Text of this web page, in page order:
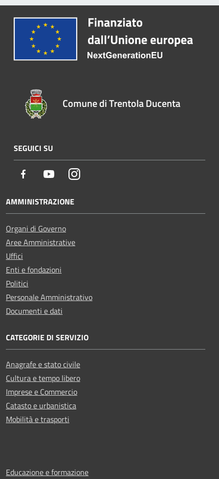
Comune di Trentola Ducenta
SEGUICI SU
Facebook YoutubeInstagram
AMMINISTRAZIONE
Organi di Governo
Aree Amministrative
Uffici
Enti e fondazioni
Politici
Personale Amministrativo
Documenti e dati
CATEGORIE DI SERVIZIO
Anagrafe e stato civile
Cultura e tempo libero
Imprese e Commercio
Catasto e urbanistica
Mobilità e trasporti
Educazione e formazione